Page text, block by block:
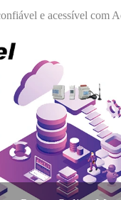
e acessível com